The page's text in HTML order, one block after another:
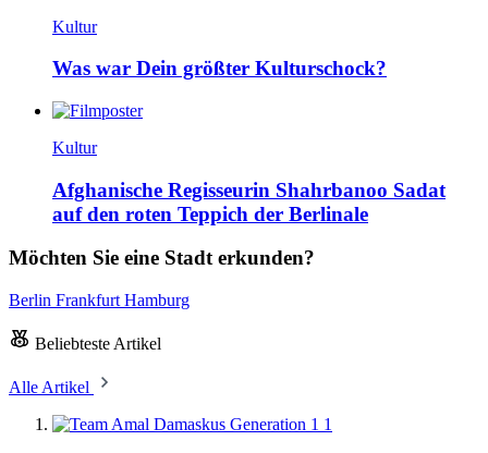
Kultur
Was war Dein größter Kulturschock?
Kultur
Afghanische Regisseurin Shahrbanoo Sadat
auf den roten Teppich der Berlinale
Möchten Sie eine Stadt erkunden?
Berlin Frankfurt Hamburg
Beliebteste Artikel
Alle Artikel
1